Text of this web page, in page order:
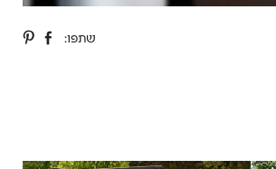
שתפו: